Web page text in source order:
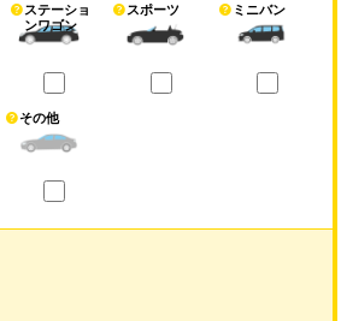
ステーショ
ンワゴン
スポーツ ミニバン
その他